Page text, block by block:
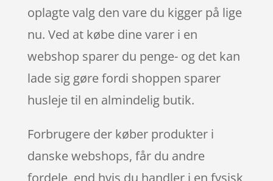
oplagte valg den vare du kigger på lige
nu. Ved at købe dine varer i en
webshop sparer du penge- og det kan
lade sig gøre fordi shoppen sparer
husleje til en almindelig butik.
Forbrugere der køber produkter i
danske webshops, får du andre
fordele, end hvis du handler i en fysisk